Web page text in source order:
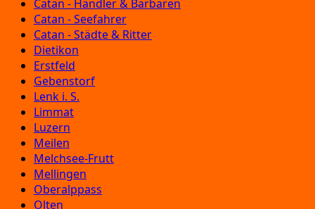
Catan - Händler & Barbaren
Catan - Seefahrer
Catan - Städte & Ritter
Dietikon
Erstfeld
Gebenstorf
Lenk i. S.
Limmat
Luzern
Meilen
Melchsee-Frutt
Mellingen
Oberalppass
Olten